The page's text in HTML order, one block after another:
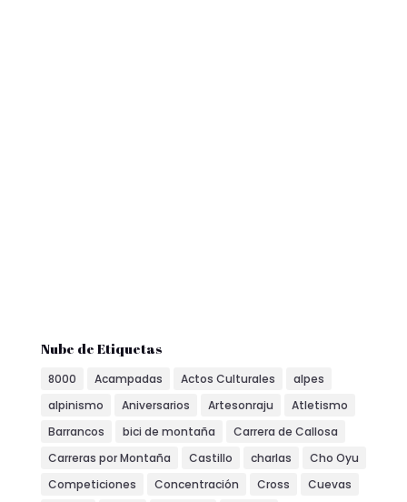
Nube de Etiquetas
8000 Acampadas Actos Culturales
alpes
alpinismo
Aniversarios Artesonraju
Atletismo
Barrancos
bici de montaña
Carrera de Callosa
Carreras por Montaña
Castillo charlas
Cho Oyu
Competiciones
Concentración Cross
Cuevas